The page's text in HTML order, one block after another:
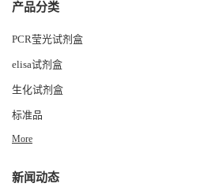
产品分类
PCR莹光试剂盒
elisa试剂盒
生化试剂盒
标准品
More
新闻动态